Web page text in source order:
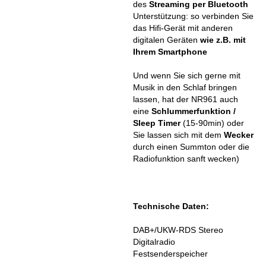
des Streaming per Bluetooth
Unterstützung: so verbinden Sie
das Hifi-Gerät mit anderen
digitalen Geräten wie z.B. mit
Ihrem Smartphone
Und wenn Sie sich gerne mit
Musik in den Schlaf bringen
lassen, hat der NR961 auch
eine Schlummerfunktion /
Sleep Timer(15-90min) oder
Sie lassen sich mit dem Wecker
durch einen Summton oder die
Radiofunktion sanft wecken)
Technische Daten:
DAB+/UKW-RDS Stereo
Digitalradio
Festsenderspeicher